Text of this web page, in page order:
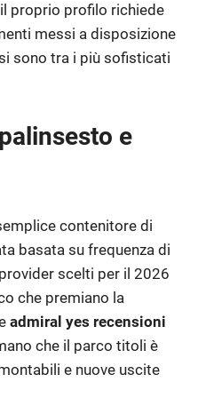
proprio profilo richiede
messi a disposizione
sono tra i più sofisticati
e
contenitore di
basata su frequenza di
scelti per il 2026
che premiano la
admiral yes recensioni
che il parco titoli è
e nuove uscite